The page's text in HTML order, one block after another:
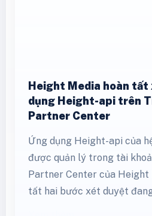
Partner Center
Ứng dụng Height-api của
được quản lý trong tài
Partner Center của Height
tất hai bước xét duyệt
Xem thêm